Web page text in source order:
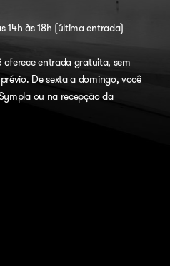
14h às 18h (última entrada)
oferece entrada gratuita, sem
De sexta a domingo, você
ou na recepção da